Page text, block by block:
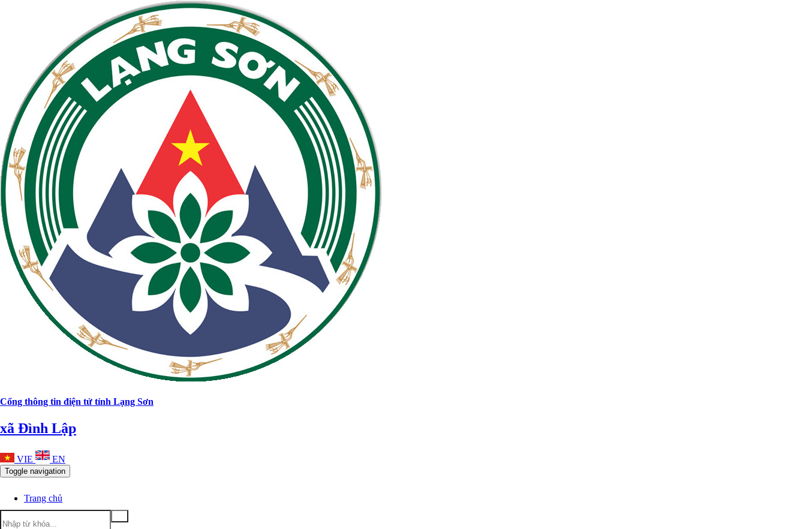
Cổng thông tin điện tử tỉnh Lạng Sơn
xã Đình Lập
VIE EN
Toggle navigation
Trang chủ